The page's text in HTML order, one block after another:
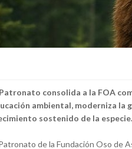
consolida a la FOA
ambiental, moderniza la
sostenido de la especie.
de la Fundación Oso de